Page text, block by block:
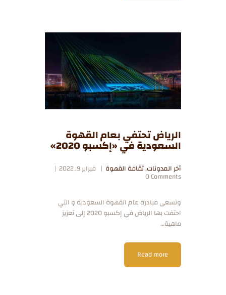
الرياض تحتفي بعام القهوة
السعودية في «إكسبو 2020»
أخر المدونات,ثقافة القهوة فبراير 9, 2022
0Comments
وتسعى مبادرة عام القهوة السعودية و التي
احتفت بها الرياض في إكسبو 2020 إلى تعزيز
ماهية…
Read more